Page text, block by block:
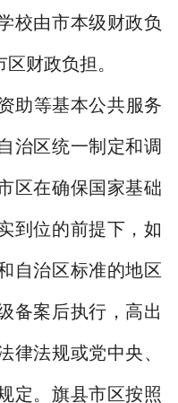
校由市本级财政负
财政负担。
助等基本公共服务
治区统一制定和调
区在确保国家基础
到位的前提下，如
自治区标准的地区
备案后执行，高出
律法规或党中央、
定。旗县市区按照